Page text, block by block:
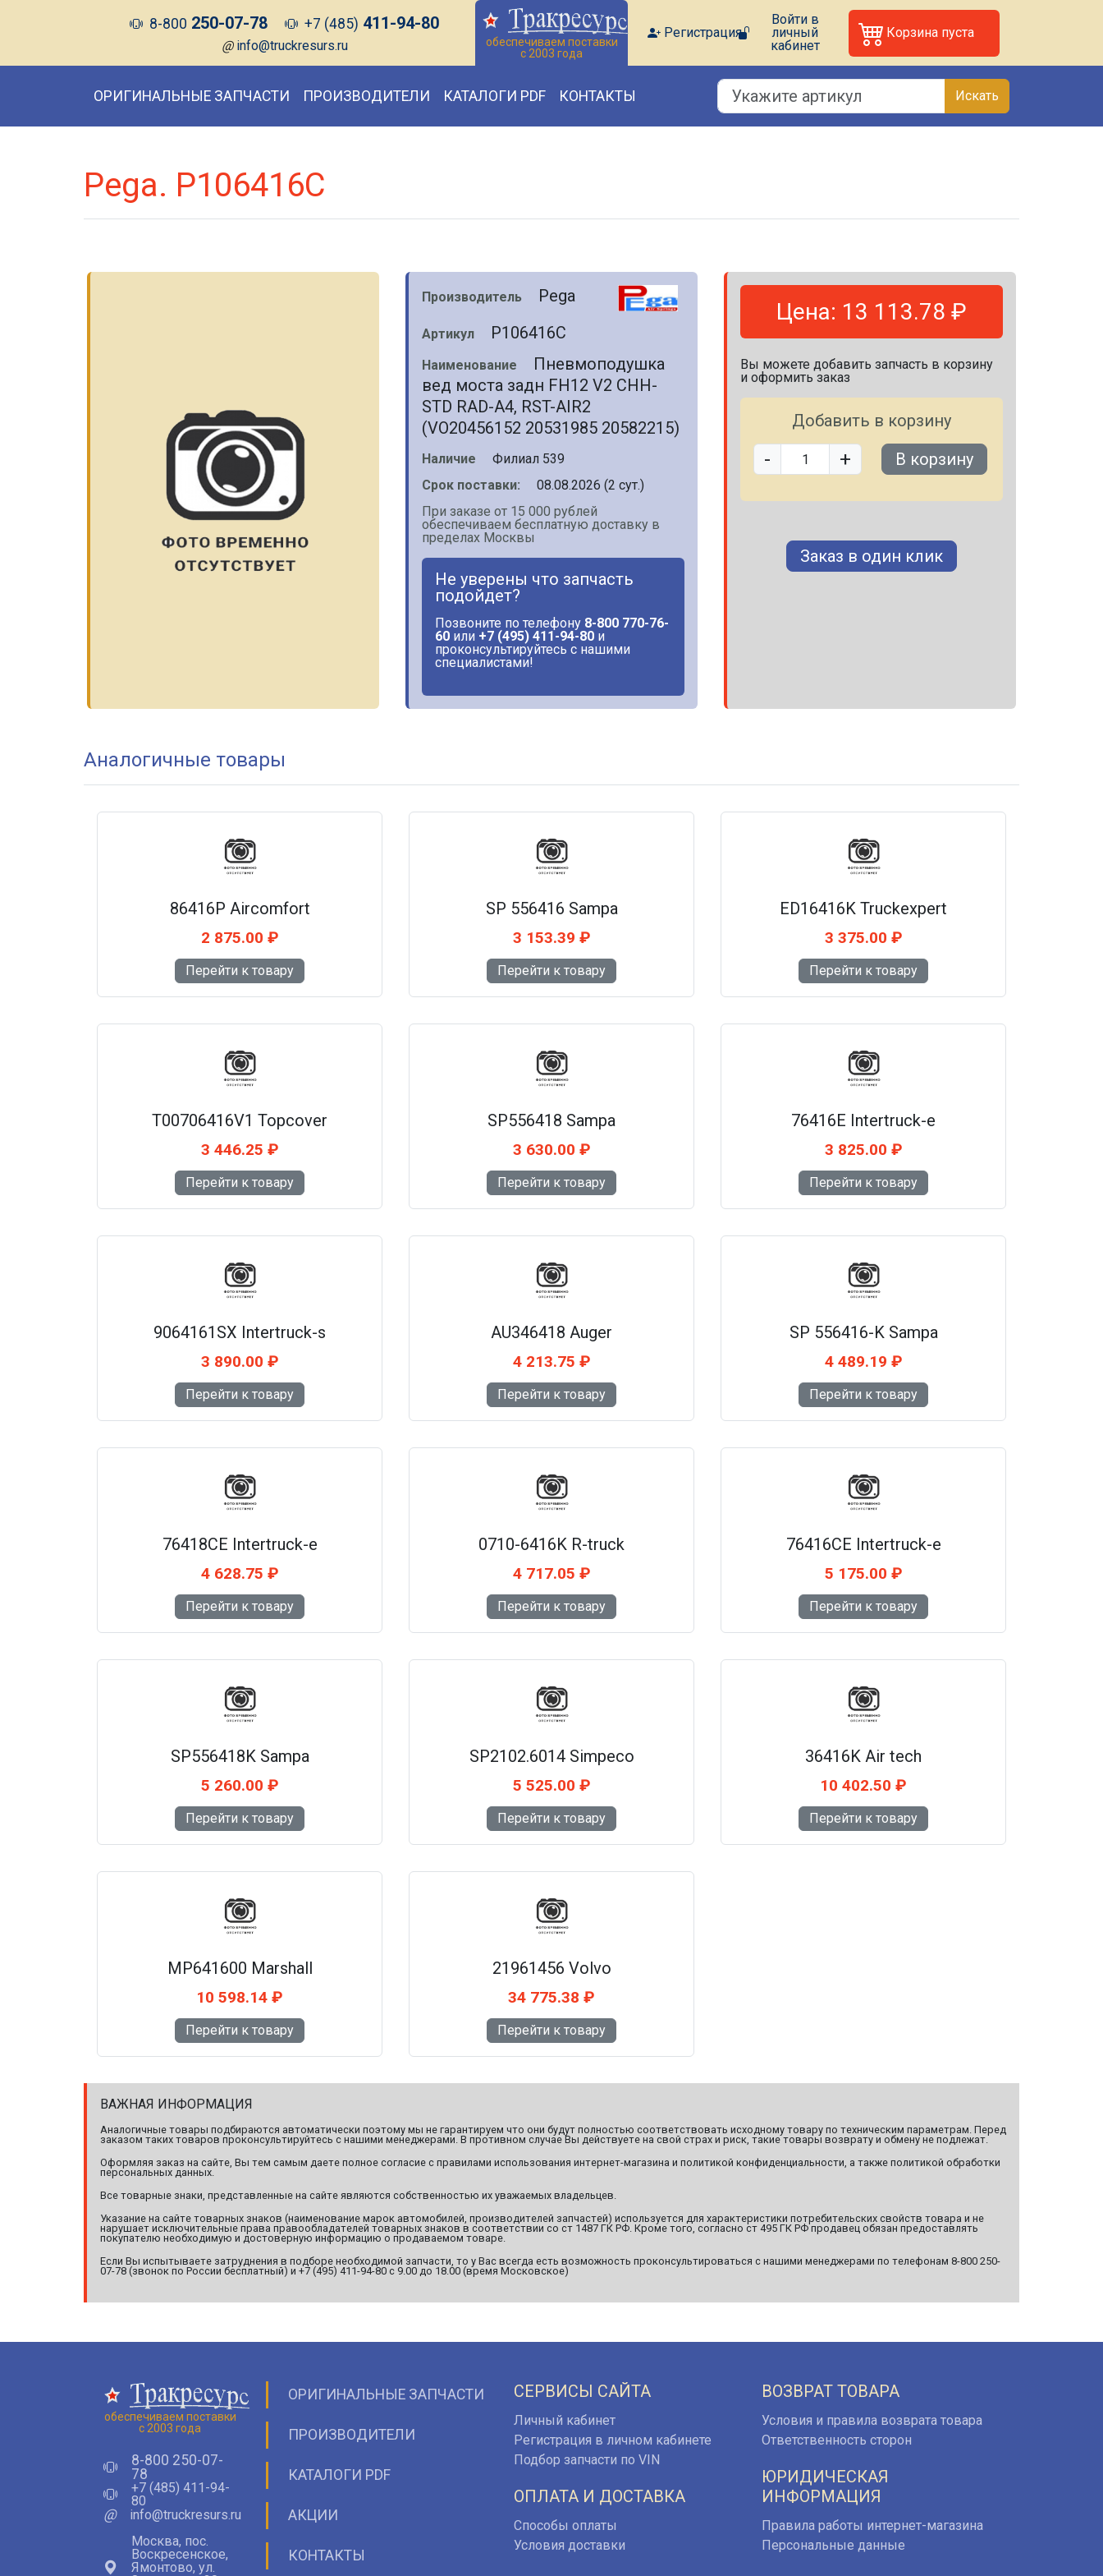
8-800 250-07-78 +7 (485) 411-94-80
@ info@truckresurs.ru
обеспечиваем поставки
с 2003 года
Регистрация
Войти в
личный
кабинет
Корзина пуста
ОРИГИНАЛЬНЫЕ ЗАПЧАСТИ ПРОИЗВОДИТЕЛИ КАТАЛОГИ PDF КОНТАКТЫ Искать
Pega. P106416C
Производитель Pega
Артикул P106416C
Наименование
Пневмоподушка
вед моста задн FH12 V2 CHH-
STD RAD-A4, RST-AIR2
(VO20456152 20531985 20582215)
Наличие
Филиал 539
Срок поставки:
08.08.2026 (2 сут.)
При заказе от 15 000 рублей
обеспечиваем бесплатную доставку в
пределах Москвы
Не уверены что запчасть
подойдет?
Позвоните по телефону 8-800 770-76-
60 или +7 (495) 411-94-80 и
проконсультируйтесь с нашими
специалистами!
Цена: 13 113.78 ₽
Вы можете добавить запчасть в корзину
и оформить заказ
Добавить в корзину
- + В корзину
Заказ в один клик
Аналогичные товары
86416P Aircomfort
2 875.00 ₽
Перейти к товару
SP 556416 Sampa
3 153.39 ₽
Перейти к товару
ED16416K Truckexpert
3 375.00 ₽
Перейти к товару
T00706416V1 Topcover
3 446.25 ₽
Перейти к товару
SP556418 Sampa
3 630.00 ₽
Перейти к товару
76416E Intertruck-e
3 825.00 ₽
Перейти к товару
9064161SX Intertruck-s
3 890.00 ₽
Перейти к товару
AU346418 Auger
4 213.75 ₽
Перейти к товару
SP 556416-K Sampa
4 489.19 ₽
Перейти к товару
76418CE Intertruck-e
4 628.75 ₽
Перейти к товару
0710-6416K R-truck
4 717.05 ₽
Перейти к товару
76416CE Intertruck-e
5 175.00 ₽
Перейти к товару
SP556418K Sampa
5 260.00 ₽
Перейти к товару
SP2102.6014 Simpeco
5 525.00 ₽
Перейти к товару
36416K Air tech
10 402.50 ₽
Перейти к товару
MP641600 Marshall
10 598.14 ₽
Перейти к товару
21961456 Volvo
34 775.38 ₽
Перейти к товару
ВАЖНАЯ ИНФОРМАЦИЯ
Аналогичные товары подбираются автоматически поэтому мы не гарантируем что они будут полностью соответствовать исходному товару по техническим параметрам. Перед
заказом таких товаров проконсультируйтесь с нашими менеджерами. В противном случае Вы действуете на свой страх и риск, такие товары возврату и обмену не подлежат.
Оформляя заказ на сайте, Вы тем самым даете полное согласие с правилами использования интернет-магазина и политикой конфиденциальности, а также политикой обработки
персональных данных.
Все товарные знаки, представленные на сайте являются собственностью их уважаемых владельцев.
Указание на сайте товарных знаков (наименование марок автомобилей, производителей запчастей) используется для характеристики потребительских свойств товара и не
нарушает исключительные права правообладателей товарных знаков в соответствии со ст 1487 ГК РФ. Кроме того, согласно ст 495 ГК РФ продавец обязан предоставлять
покупателю необходимую и достоверную информацию о продаваемом товаре.
Если Вы испытываете затруднения в подборе необходимой запчасти, то у Вас всегда есть возможность проконсультироваться с нашими менеджерами по телефонам 8-800 250-
07-78 (звонок по России бесплатный) и +7 (495) 411-94-80 с 9.00 до 18.00 (время Московское)
обеспечиваем поставки
с 2003 года
8-800 250-07-
78
+7 (485) 411-94-
80
@
info@truckresurs.ru
Москва, пос.
Воскресенское,
Ямонтово, ул.
ОРИГИНАЛЬНЫЕ ЗАПЧАСТИ
ПРОИЗВОДИТЕЛИ
КАТАЛОГИ PDF
АКЦИИ
КОНТАКТЫ
СЕРВИСЫ САЙТА
Личный кабинет
Регистрация в личном кабинете
Подбор запчасти по VIN
ОПЛАТА И ДОСТАВКА
Способы оплаты
Условия доставки
ВОЗВРАТ ТОВАРА
Условия и правила возврата товара
Ответственность сторон
ЮРИДИЧЕСКАЯ
ИНФОРМАЦИЯ
Правила работы интернет-магазина
Персональные данные